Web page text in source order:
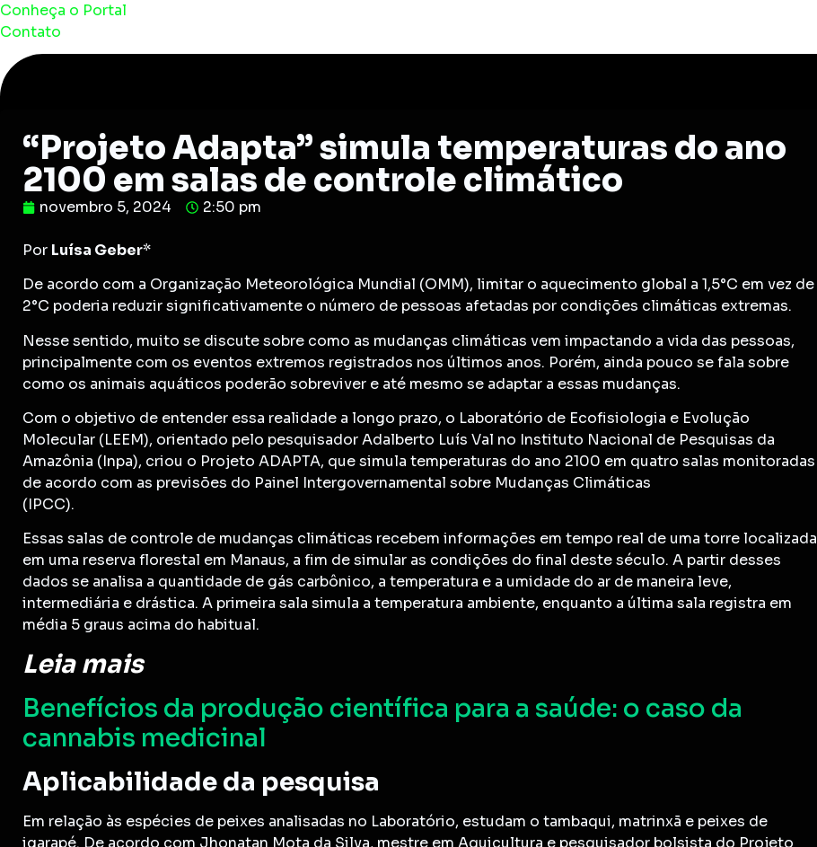
Conheça o Portal
Contato
“Projeto Adapta” simula temperaturas do ano
2100 em salas de controle climático
novembro 5, 2024 2:50 pm
Por Luísa Geber*
De acordo com a Organização Meteorológica Mundial (OMM), limitar o aquecimento global a 1,5°C em vez de
2°C poderia reduzir significativamente o número de pessoas afetadas por condições climáticas extremas.
Nesse sentido, muito se discute sobre como as mudanças climáticas vem impactando a vida das pessoas,
principalmente com os eventos extremos registrados nos últimos anos. Porém, ainda pouco se fala sobre
como os animais aquáticos poderão sobreviver e até mesmo se adaptar a essas mudanças.
Com o objetivo de entender essa realidade a longo prazo, o Laboratório de Ecofisiologia e Evolução
Molecular (LEEM), orientado pelo pesquisador Adalberto Luís Val no Instituto Nacional de Pesquisas da
Amazônia (Inpa), criou o Projeto ADAPTA, que simula temperaturas do ano 2100 em quatro salas monitoradas
de acordo com as previsões do Painel Intergovernamental sobre Mudanças Climáticas
(IPCC).
Essas salas de controle de mudanças climáticas recebem informações em tempo real de uma torre localizada
em uma reserva florestal em Manaus, a fim de simular as condições do final deste século. A partir desses
dados se analisa a quantidade de gás carbônico, a temperatura e a umidade do ar de maneira leve,
intermediária e drástica. A primeira sala simula a temperatura ambiente, enquanto a última sala registra em
média 5 graus acima do habitual.
Leia mais
Benefícios da produção científica para a saúde: o caso da
cannabis medicinal
Aplicabilidade da pesquisa
Em relação às espécies de peixes analisadas no Laboratório, estudam o tambaqui, matrinxã e peixes de
igarapé. De acordo com Jhonatan Mota da Silva, mestre em Aquicultura e pesquisador bolsista do Projeto